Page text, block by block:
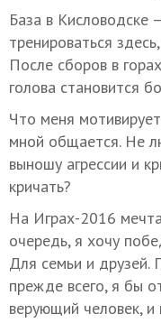
База в Кисловодске
тренироваться
После сборов в
голова становится
Что меня
мной общается. Не
выношу агрессии и
кричать?
На Играх-2016
очередь, я хочу
Для семьи и
прежде всего, я бы
верующий человек, и